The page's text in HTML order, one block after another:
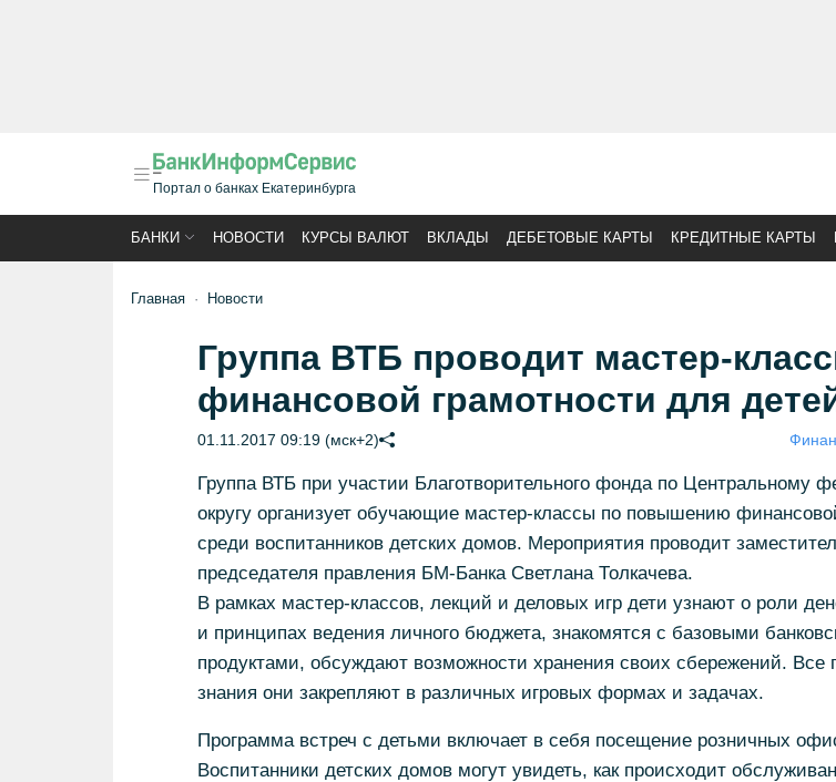
Портал о банках Екатеринбурга
БАНКИ НОВОСТИ КУРСЫ ВАЛЮТ ВКЛАДЫ ДЕБЕТОВЫЕ КАРТЫ КРЕДИТНЫЕ КАРТЫ
Главная Новости
Группа ВТБ проводит мастер-
финансовой грамотности для
01.11.2017 09:19 (мск+2)
Группа ВТБ при участии Благотворительного фонда по Центральному
округу организует обучающие мастер-классы по повышению
среди воспитанников детских домов. Мероприятия проводит
председателя правления БМ-Банка Светлана Толкачева.
В рамках мастер-классов, лекций и деловых игр дети узнают о роли
и принципах ведения личного бюджета, знакомятся с базовыми
продуктами, обсуждают возможности хранения своих сбережений. Все
знания они закрепляют в различных игровых формах и задачах.
Программа встреч с детьми включает в себя посещение розничных
Воспитанники детских домов могут увидеть, как происходит